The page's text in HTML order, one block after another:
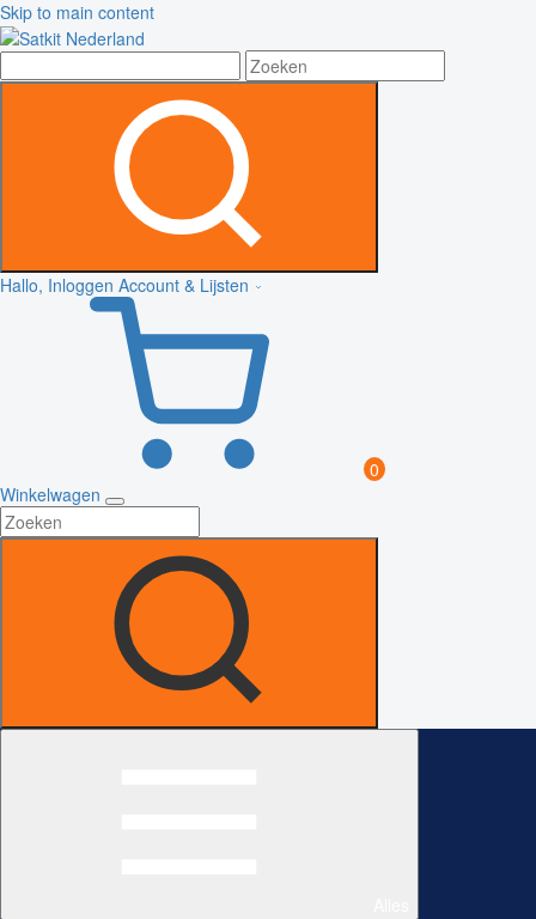
Skip to main content
Hallo, Inloggen Account & Lijsten
0
Winkelwagen